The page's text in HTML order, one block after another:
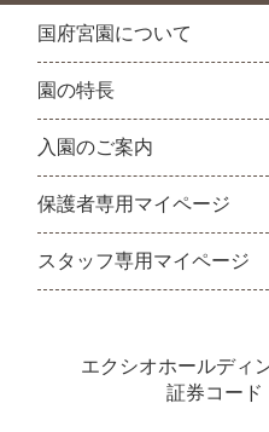
国府宮園について
園の特長
入園のご案内
保護者専用マイページ
スタッフ専用マイページ
エクシオホールディ
証券コード